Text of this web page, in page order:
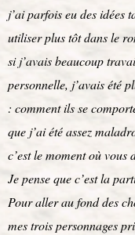
j’ai parfois eu des idées
utiliser plus tôt dans le
si j’avais beaucoup
personnelle, j’avais été
: comment ils se
que j’ai été assez
c’est le moment où vous
Je pense que c’est la
Pour aller au fond des
mes trois personnages